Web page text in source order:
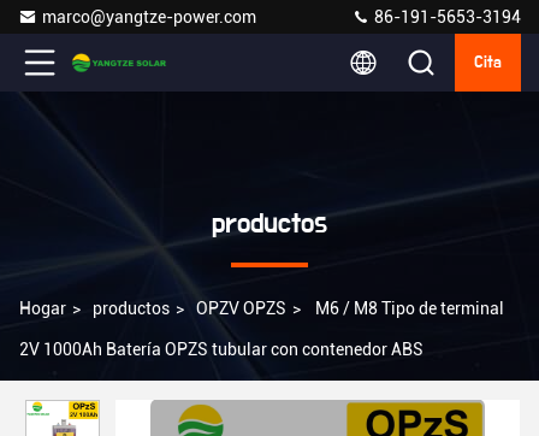
marco@yangtze-power.com 86-191-5653-3194
Cita
productos
Hogar > productos > OPZV OPZS > M6 / M8 Tipo de terminal
2V 1000Ah Batería OPZS tubular con contenedor ABS